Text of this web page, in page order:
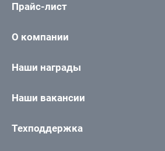
Прайс-лист
О компании
Наши награды
Наши вакансии
Техподдержка